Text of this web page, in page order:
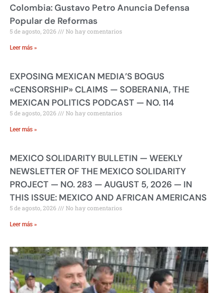
Colombia: Gustavo Petro Anuncia Defensa
Popular de Reformas
5 de agosto, 2026 No hay comentarios
Leer más »
EXPOSING MEXICAN MEDIA’S BOGUS
«CENSORSHIP» CLAIMS — SOBERANIA, THE
MEXICAN POLITICS PODCAST — NO. 114
5 de agosto, 2026 No hay comentarios
Leer más »
MEXICO SOLIDARITY BULLETIN — WEEKLY
NEWSLETTER OF THE MEXICO SOLIDARITY
PROJECT — NO. 283 — AUGUST 5, 2026 — IN
THIS ISSUE: MEXICO AND AFRICAN AMERICANS
5 de agosto, 2026 No hay comentarios
Leer más »